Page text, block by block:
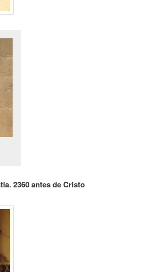
2360 antes de Cristo